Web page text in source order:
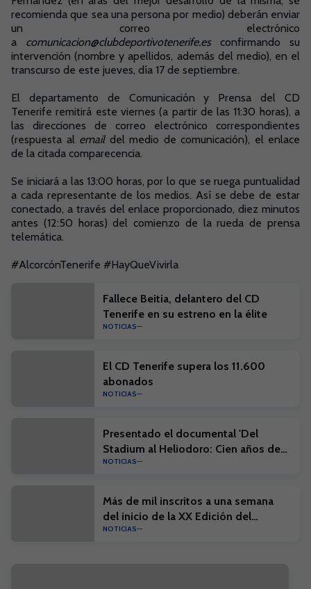
recomienda que sea una persona por medio) deberán enviar
un correo electrónico
a comunicacion@clubdeportivotenerife.esconfirmando su
intervención (nombre y apellidos, además del medio), en el
transcurso de este jueves, día 17 de septiembre.
El departamento de Comunicación y Prensa del CD
Tenerife remitirá este viernes (a partir de las 11:30 horas), a
las direcciones de correo electrónico correspondientes
(respuesta al emaildel medio de comunicación), el enlace
de la citada comparecencia.
Se iniciará a las 13:00 horas, por lo que se ruega puntualidad
a cada representante de los medios. Así se debe de estar
conectado, a través del enlace proporcionado, diez minutos
antes (12:50 horas) del comienzo de la rueda de prensa
telemática.
#AlcorcónTenerife #HayQueVivirla
Fallece Beitia, delantero del CD
Tenerife en su estreno en la élite
NOTICIAS
El CD Tenerife supera los 11.600
abonados
NOTICIAS
Presentado el documental 'Del
Stadium al Heliodoro: Cien años de
historia'
NOTICIAS
Más de mil inscritos a una semana
del inicio de la XX Edición del
Campus Suma y el I Campus Suma
NOTICIAS